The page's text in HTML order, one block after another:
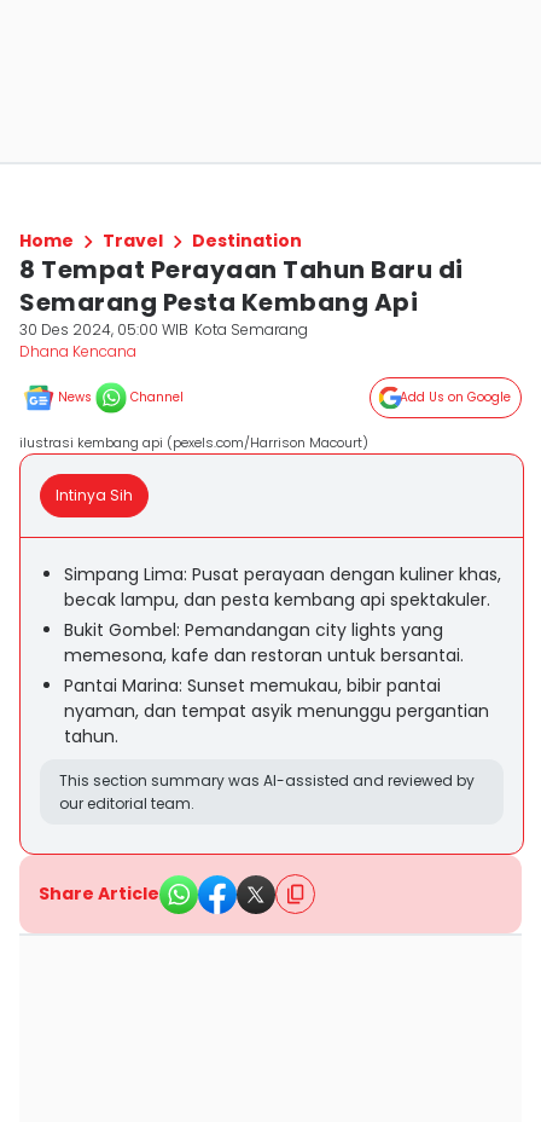
Home Travel Destination
8 Tempat Perayaan Tahun Baru di
Semarang Pesta Kembang Api
30 Des 2024, 05:00 WIB Kota Semarang
Dhana Kencana
News Channel Add Us on Google
ilustrasi kembang api (pexels.com/Harrison Macourt)
Intinya Sih
Simpang Lima: Pusat perayaan dengan kuliner khas,
becak lampu, dan pesta kembang api spektakuler.
Bukit Gombel: Pemandangan city lights yang
memesona, kafe dan restoran untuk bersantai.
Pantai Marina: Sunset memukau, bibir pantai
nyaman, dan tempat asyik menunggu pergantian
tahun.
This section summary was AI-assisted and reviewed by
our editorial team.
Share Article